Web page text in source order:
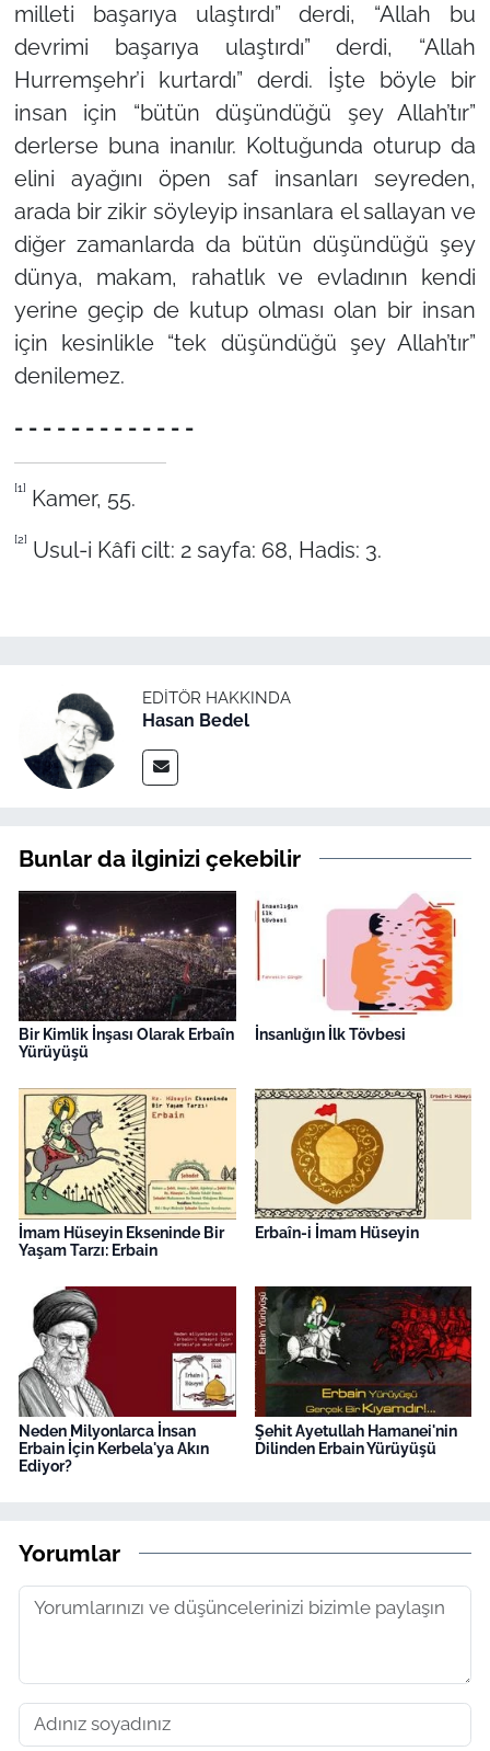
milleti başarıya ulaştırdı” derdi, “Allah bu
devrimi başarıya ulaştırdı” derdi, “Allah
Hurremşehr’i kurtardı” derdi. İşte böyle bir
insan için “bütün düşündüğü şey Allah’tır”
derlerse buna inanılır. Koltuğunda oturup da
elini ayağını öpen saf insanları seyreden,
arada bir zikir söyleyip insanlara el sallayan ve
diğer zamanlarda da bütün düşündüğü şey
dünya, makam, rahatlık ve evladının kendi
yerine geçip de kutup olması olan bir insan
için kesinlikle “tek düşündüğü şey Allah’tır”
denilemez.
- - - - - - - - - - - - -
[1] Kamer, 55.
[2] Usul-i Kâfi cilt: 2 sayfa: 68, Hadis: 3.
EDITÖR HAKKINDA
Hasan Bedel
Bunlar da ilginizi çekebilir
Bir Kimlik İnşası Olarak Erbaîn
Yürüyüşü
İnsanlığın İlk Tövbesi
İmam Hüseyin Ekseninde Bir
Yaşam Tarzı: Erbain
Erbaîn-i İmam Hüseyin
Neden Milyonlarca İnsan
Erbain İçin Kerbela'ya Akın
Ediyor?
Şehit Ayetullah Hamanei'nin
Dilinden Erbain Yürüyüşü
Yorumlar